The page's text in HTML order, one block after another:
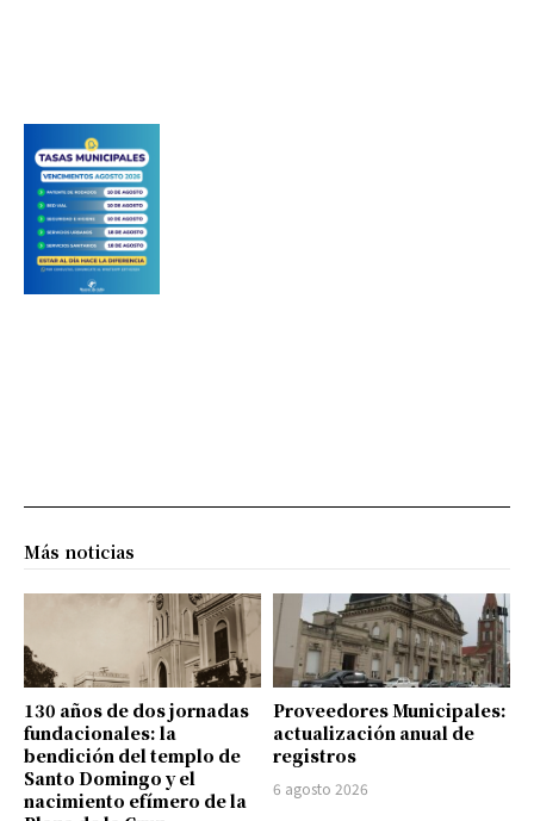
Más noticias
130 años de dos jornadas
fundacionales: la
bendición del templo de
Santo Domingo y el
nacimiento efímero de la
Proveedores Municipales:
actualización anual de
registros
6 agosto 2026